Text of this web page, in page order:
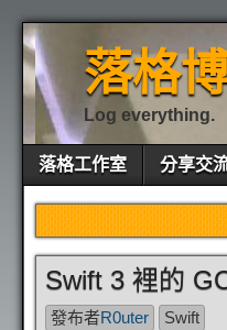
落格
Log everything.
落格工作室 分享交
Swift 3 裡的
發布者R0uter
Swift